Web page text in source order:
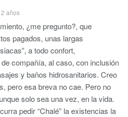
años
¿me pregunto?, que
pagados, unas largas
a todo confort,
compañía, al caso, con inclusión
y baños hidrosanitarios. Creo
pero esa breva no cae. Pero no
solo sea una vez, en la vida.
pedir “Chalé” la existencias la